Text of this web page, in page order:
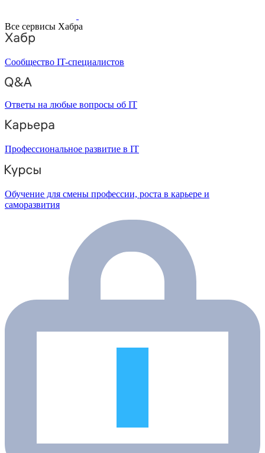
Все сервисы Хабра
Сообщество IT-специалистов
Ответы на любые вопросы об IT
Профессиональное развитие в IT
Обучение для смены профессии, роста в карьере и
саморазвития